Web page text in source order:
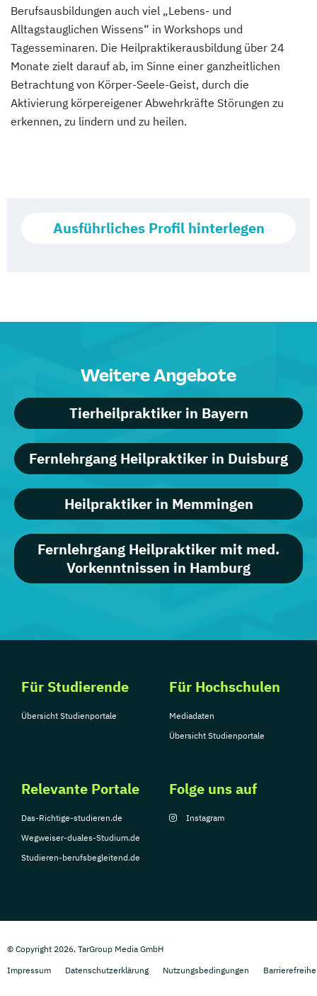
Berufsausbildungen auch viel „Lebens- und
Alltagstauglichen Wissens“ in Workshops und
Tagesseminaren. Die Heilpraktikerausbildung über 24
Monate zielt darauf ab, im Sinne einer ganzheitlichen
Betrachtung von Körper-Seele-Geist, durch die
Aktivierung körpereigener Abwehrkräfte Störungen zu
erkennen, zu lindern und zu heilen.
Ausführliches Profil hinterlegen
Weitere Angebote
Tierheilpraktiker in Bayern
Fernlehrgang Heilpraktiker in Duisburg
Heilpraktiker in Memmingen
Fernlehrgang Heilpraktiker mit med.
Vorkenntnissen in Hamburg
Für Studierende
Übersicht Studienportale
Für Hochschulen
Mediadaten
Übersicht Studienportale
Relevante Portale
Das-Richtige-studieren.de
Wegweiser-duales-Studium.de
Studieren-berufsbegleitend.de
Folge uns auf
Instagram
© Copyright 2026, TarGroup Media GmbH
Impressum
Datenschutzerklärung Nutzungsbedingungen